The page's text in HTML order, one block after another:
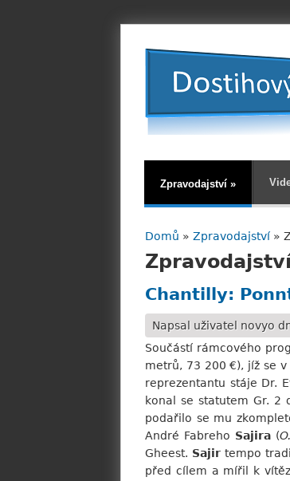
Zpravodajství »
Jste zde
Domů » Zpravodajství »
Chantilly:
Napsal uživatel novyo
Součástí rámcového
metrů, 73 200 €), jíž se
reprezentantu stáje Dr.
konal se statutem Gr.
podařilo se mu
André Fabreho Sajira(
Gheest. Sajirtempo
před cílem a mířil k